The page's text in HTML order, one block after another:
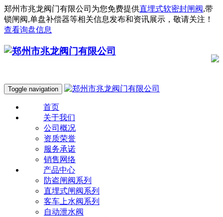
郑州市兆龙阀门有限公司为您免费提供直埋式软密封闸阀,带
锁闸阀,单盘补偿器等相关信息发布和资讯展示，敬请关注！
查看询盘信息
Toggle navigation
首页
关于我们
公司概况
资质荣誉
服务承诺
销售网络
产品中心
防盗闸阀系列
直埋式闸阀系列
客车上水阀系列
自动泄水阀